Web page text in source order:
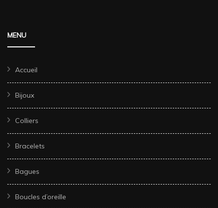
MENU
Accueil
Bijoux
Colliers
Bracelets
Bagues
Boucles d’oreille